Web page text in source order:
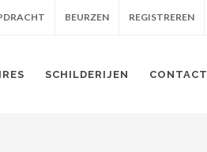
BEURZEN REGISTREREN
SCHILDERIJEN CONTACT